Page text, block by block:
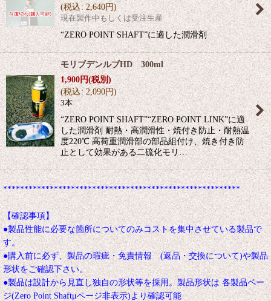
(税込: 2,640円)
現在製作中もしくは受注生産
“ZERO POINT SHAFT”に適した潤滑剤
モリブデンルブHD 300ml
1,900円(税別)
(税込: 2,090円)
3本
“ZERO POINT SHAFT”“ZERO POINT LINK”に適
した潤滑剤 耐熱・高潤滑性・焼付き防止・耐熱温
度220℃ 高荷重潤滑部の部品組付け、焼き付き防
止として効果がある二硫化モリ…
********************************************************
【確認事項】
●製品性能に必要な箇所についてのみコストを集中させている製品で
す。
●購入前に必ず、製品の瑕疵・免責情報 (返品・交換について)や製品
形状をご確認下さい。
●製品は設計から見直し独自の形状等を採用。製品形状は 各製品ペー
ジ(Zero Point Shaftμページ非表示)より確認可能